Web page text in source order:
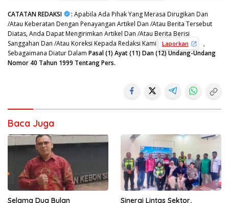
CATATAN REDAKSI : Apabila Ada Pihak Yang Merasa Dirugikan Dan
/Atau Keberatan Dengan Penayangan Artikel Dan /Atau Berita Tersebut
Diatas, Anda Dapat Mengirimkan Artikel Dan /Atau Berita Berisi
Sanggahan Dan /Atau Koreksi Kepada Redaksi Kami
Laporkan
,
Sebagaimana Diatur Dalam Pasal (1) Ayat (11) Dan (12) Undang-Undang
Nomor 40 Tahun 1999 Tentang Pers.
Baca Juga
Selama Dua Bulan Sinergi Lintas Sektor,